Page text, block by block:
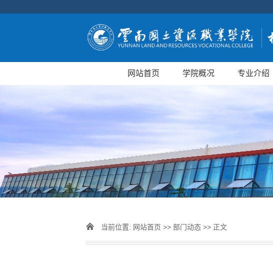
网站首页 学院概况 专业介绍
当前位置: 网站首页 >> 部门动态 >> 正文